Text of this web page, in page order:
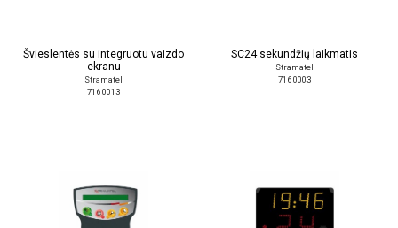
Švieslentės su integruotu vaizdo
ekranu
Stramatel
716 0013
SC24 sekundžių laikmatis
Stramatel
716 0003